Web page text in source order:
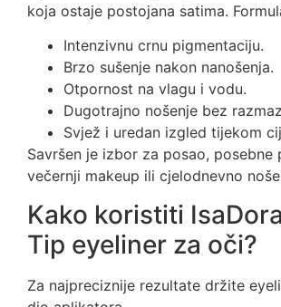
koja ostaje postojana satima.
Intenzivnu crnu pigmentaciju.
Brzo sušenje nakon nanošenja.
Otpornost na vlagu i vodu.
Dugotrajno nošenje bez
Svjež i uredan izgled tijekom
Savršen je izbor za posao, posebne
večernji makeup ili cjelodnevno
Kako koristiti
Tip eyeliner za oči?
Za najpreciznije rezultate držite